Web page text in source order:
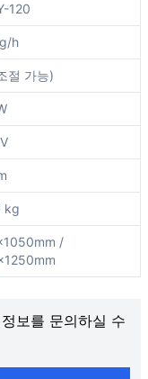
120
h
절 가능)
kg
/
보를 문의하실 수